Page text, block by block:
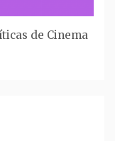
de Cinema